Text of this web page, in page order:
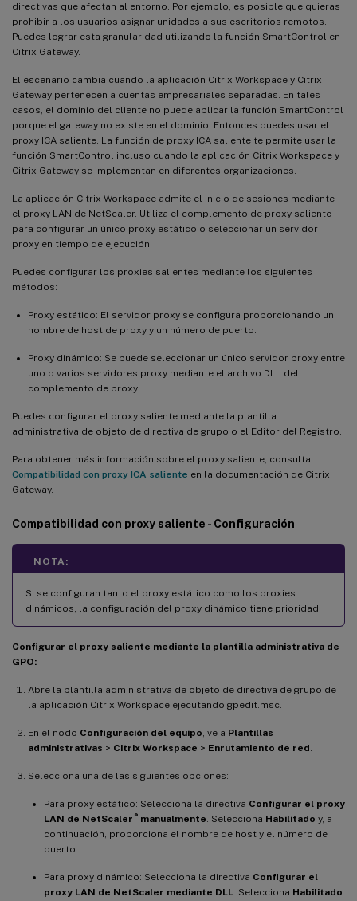
directivas que afectan al entorno. Por ejemplo, es posible que quieras
prohibir a los usuarios asignar unidades a sus escritorios remotos.
Puedes lograr esta granularidad utilizando la función SmartControl en
Citrix Gateway.
El escenario cambia cuando la aplicación Citrix Workspace y Citrix
Gateway pertenecen a cuentas empresariales separadas. En tales
casos, el dominio del cliente no puede aplicar la función SmartControl
porque el gateway no existe en el dominio. Entonces puedes usar el
proxy ICA saliente. La función de proxy ICA saliente te permite usar la
función SmartControl incluso cuando la aplicación Citrix Workspace y
Citrix Gateway se implementan en diferentes organizaciones.
La aplicación Citrix Workspace admite el inicio de sesiones mediante
el proxy LAN de NetScaler. Utiliza el complemento de proxy saliente
para configurar un único proxy estático o seleccionar un servidor
proxy en tiempo de ejecución.
Puedes configurar los proxies salientes mediante los siguientes
métodos:
Proxy estático: El servidor proxy se configura proporcionando un
nombre de host de proxy y un número de puerto.
Proxy dinámico: Se puede seleccionar un único servidor proxy entre
uno o varios servidores proxy mediante el archivo DLL del
complemento de proxy.
Puedes configurar el proxy saliente mediante la plantilla
administrativa de objeto de directiva de grupo o el Editor del Registro.
Para obtener más información sobre el proxy saliente, consulta
Compatibilidad con proxy ICA saliente en la documentación de Citrix
Gateway.
Compatibilidad con proxy saliente - Configuración
NOTA:
Si se configuran tanto el proxy estático como los proxies
dinámicos, la configuración del proxy dinámico tiene prioridad.
Configurar el proxy saliente mediante la plantilla administrativa de
GPO:
Abre la plantilla administrativa de objeto de directiva de grupo de
la aplicación Citrix Workspace ejecutando gpedit.msc.
En el nodo Configuración del equipo, ve a Plantillas
administrativas > Citrix Workspace > Enrutamiento de red.
Selecciona una de las siguientes opciones:
Para proxy estático: Selecciona la directiva Configurar el proxy
LAN de NetScaler ®manualmente. Selecciona Habilitado y, a
continuación, proporciona el nombre de host y el número de
puerto.
Para proxy dinámico: Selecciona la directiva Configurar el
proxy LAN de NetScaler mediante DLL. Selecciona Habilitado